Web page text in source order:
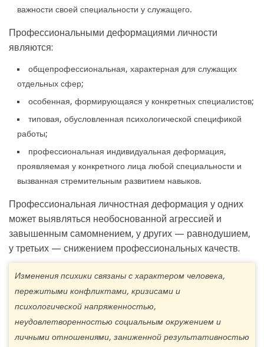
важности своей специальности у служащего.
Профессиональными деформациями личности
являются:
общепрофессиональная, характерная для служащих
отдельных сфер;
особенная, формирующаяся у конкретных специалистов;
типовая, обусловленная психологической спецификой
работы;
профессиональная индивидуальная деформация,
проявляемая у конкретного лица любой специальности и
вызванная стремительным развитием навыков.
Профессиональная личностная деформация у одних
может выявляться необоснованной агрессией и
завышенным самомнением, у других — равнодушием,
у третьих — снижением профессиональных качеств.
Изменения психики связаны с характером человека,
пережитыми конфликтами, кризисами и
психологической напряженностью,
неудовлетворенностью социальным окружением и
личными отношениями, заниженной результативностью